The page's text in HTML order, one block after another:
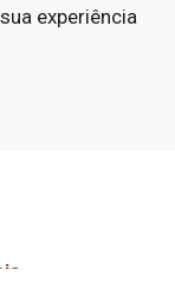
experiência